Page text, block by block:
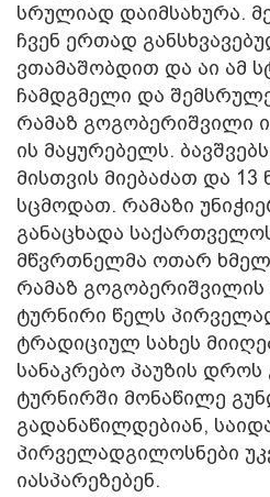
სრულიად დაიმსახურა.
ჩვენ ერთად
ვთამაშობდით და აი ამ
ჩამდგმელი და
რამაზ გოგობერიშვილი
ის მაყურებელს.
მისთვის მიებაძათ და 13
სცმოდათ. რამაზი
განაცხადა
მწვრთნელმა ოთარ
რამაზ
ტურნირი წელს
ტრადიციულ სახეს
სანაკრებო პაუზის დროს
ტურნირში მონაწილე
გადანაწილდებიან,
პირველადგილოსნები
იასპარეზებენ.